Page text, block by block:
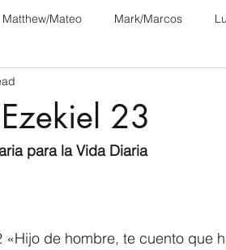
Matthew/Mateo Mark/Marcos
1 Corintios
Colossians/Colosenses
23
para la Vida Diaria
de hombre, te cuento que